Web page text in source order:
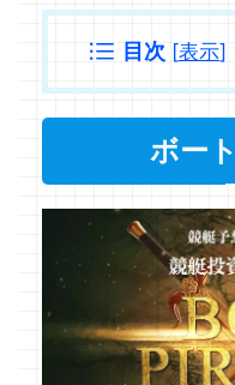
目次 [表示]
ボー